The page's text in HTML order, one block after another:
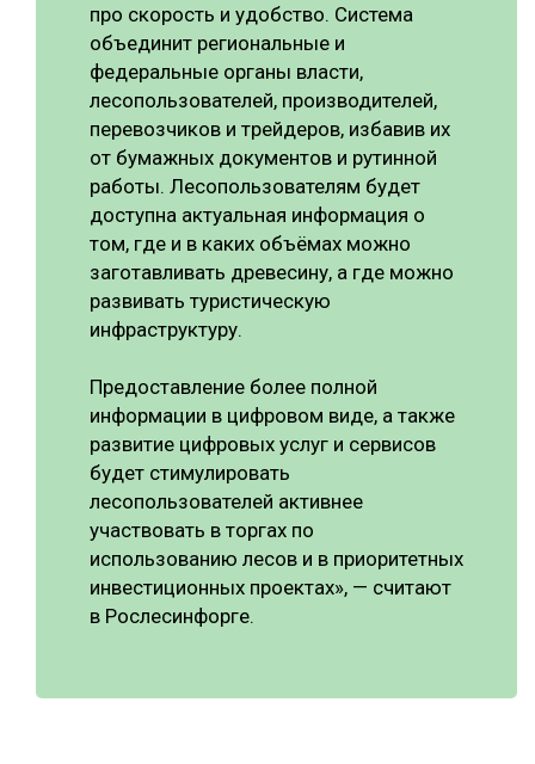
про скорость и удобство. Система
объединит региональные и
федеральные органы власти,
лесопользователей, производителей,
перевозчиков и трейдеров, избавив их
от бумажных документов и рутинной
работы. Лесопользователям будет
доступна актуальная информация о
том, где и в каких объёмах можно
заготавливать древесину, а где можно
развивать туристическую
инфраструктуру.
Предоставление более полной
информации в цифровом виде, а также
развитие цифровых услуг и сервисов
будет стимулировать
лесопользователей активнее
участвовать в торгах по
использованию лесов и в приоритетных
инвестиционных проектах», — считают
в Рослесинфорге.